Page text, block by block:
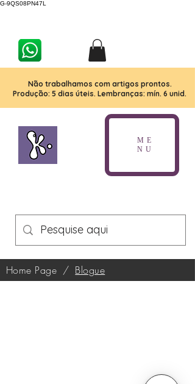
G-9QS08PN47L
Não trabalhamos com artigos prontos.
Produção: 5 dias úteis. Lembranças: mín. 6 unid.
ME
NU
Home Page / Blogue